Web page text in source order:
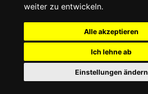
weiter zu entwickeln.
Alle akzeptieren
Ich lehne ab
Einstellungen ändern